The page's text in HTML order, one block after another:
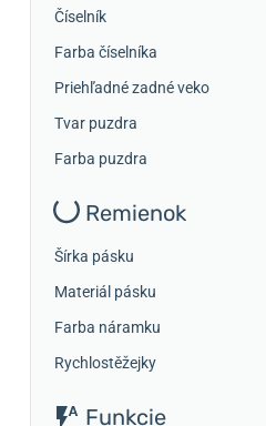
Číselník
Farba číselníka
Priehľadné zadné veko
Tvar puzdra
Farba puzdra
Remienok
Šírka pásku
Materiál pásku
Farba náramku
Rychlostěžejky
Funkcie